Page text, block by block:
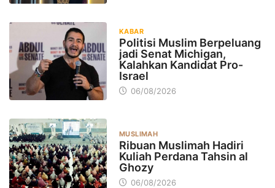
KABAR
Politisi Muslim Berpeluang
jadi Senat Michigan,
Kalahkan Kandidat Pro-
Israel
06/08/2026
MUSLIMAH
Ribuan Muslimah Hadiri
Kuliah Perdana Tahsin al
Ghozy
06/08/2026